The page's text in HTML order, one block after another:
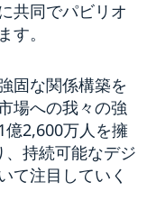
共同でパビリオ
。
固な関係構築を
場への我々の強
億2,600万人を擁
持続可能なデジ
て注目していく